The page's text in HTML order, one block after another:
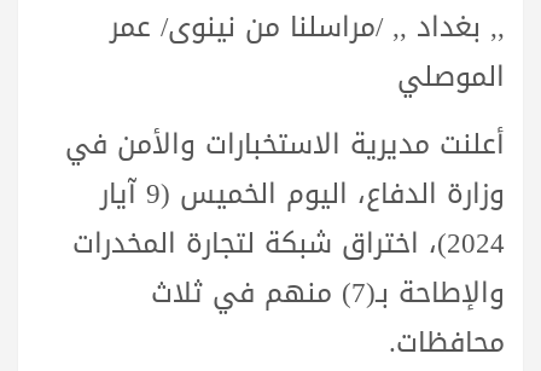
,, بغداد ,, /مراسلنا من نينوى/ عمر
الموصلي
أعلنت مديرية الاستخبارات والأمن في
وزارة الدفاع، اليوم الخميس (9 آيار
2024)، اختراق شبكة لتجارة المخدرات
والإطاحة بـ(7) منهم في ثلاث
محافظات.